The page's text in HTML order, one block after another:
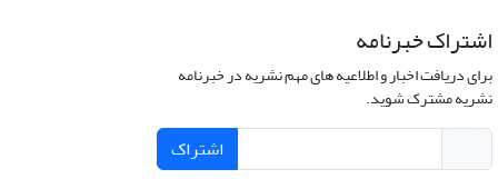
اشتراک خبرنامه
برای دریافت اخبار و اطلاعیه های مهم نشریه در خبرنامه
نشریه مشترک شوید.
اشتراک